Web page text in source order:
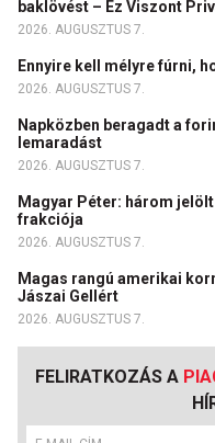
baklövést – Ez Viszont
2026. AUGUSZTUS 7.
Ennyire kell mélyre fúrni,
2026. AUGUSZTUS 7.
Napközben beragadt a
lemaradást
2026. AUGUSZTUS 7.
Magyar Péter: három
frakciója
2026. AUGUSZTUS 7.
Magas rangú amerikai
Jászai Gellért
2026. AUGUSZTUS 7.
FELIRATKOZÁS A